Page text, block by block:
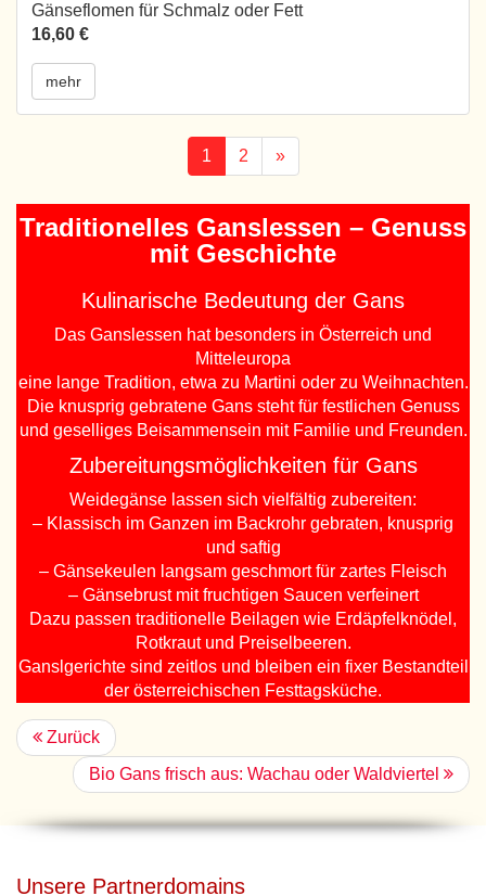
Gänseflomen für Schmalz oder Fett
16,60 €
mehr
1 2 »
Traditionelles Ganslessen – Genuss
mit Geschichte
Kulinarische Bedeutung der Gans
Das Ganslessen hat besonders in Österreich und
Mitteleuropa
eine lange Tradition, etwa zu Martini oder zu Weihnachten.
Die knusprig gebratene Gans steht für festlichen Genuss
und geselliges Beisammensein mit Familie und Freunden.
Zubereitungsmöglichkeiten für Gans
Weidegänse lassen sich vielfältig zubereiten:
– Klassisch im Ganzen im Backrohr gebraten, knusprig
und saftig
– Gänsekeulen langsam geschmort für zartes Fleisch
– Gänsebrust mit fruchtigen Saucen verfeinert
Dazu passen traditionelle Beilagen wie Erdäpfelknödel,
Rotkraut und Preiselbeeren.
Ganslgerichte sind zeitlos und bleiben ein fixer Bestandteil
der österreichischen Festtagsküche.
Zurück
Bio Gans frisch aus: Wachau oder Waldviertel
Unsere Partnerdomains